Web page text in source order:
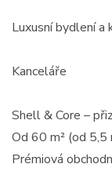
Luxusní bydlení a
Kanceláře
Shell & Core –
Od 60 m² (od 5,5
Prémiová